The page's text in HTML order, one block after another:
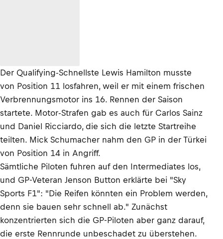
Der Qualifying-Schnellste Lewis Hamilton musste
von Position 11 losfahren, weil er mit einem frischen
Verbrennungsmotor ins 16. Rennen der Saison
startete. Motor-Strafen gab es auch für Carlos Sainz
und Daniel Ricciardo, die sich die letzte Startreihe
teilten. Mick Schumacher nahm den GP in der Türkei
von Position 14 in Angriff.
Sämtliche Piloten fuhren auf den Intermediates los,
und GP-Veteran Jenson Button erklärte bei "Sky
Sports F1": "Die Reifen könnten ein Problem werden,
denn sie bauen sehr schnell ab." Zunächst
konzentrierten sich die GP-Piloten aber ganz darauf,
die erste Rennrunde unbeschadet zu überstehen.